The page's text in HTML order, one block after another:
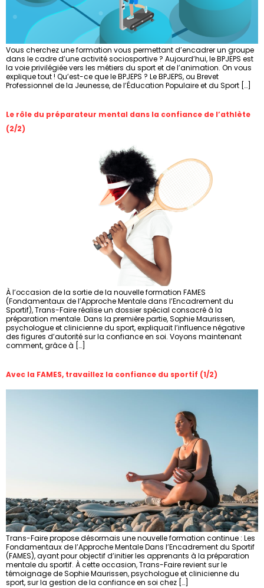
Vous cherchez une formation vous permettant d’encadrer un groupe
dans le cadre d’une activité sociosportive ? Aujourd’hui, le BPJEPS est
la voie privilégiée vers les métiers du sport et de l’animation. On vous
explique tout ! Qu’est-ce que le BPJEPS ? Le BPJEPS, ou Brevet
Professionnel de la Jeunesse, de l’Éducation Populaire et du Sport […]
Le rôle du préparateur mental dans la confiance de l’athlète
(2/2)
À l’occasion de la sortie de la nouvelle formation FAMES
(Fondamentaux de l’Approche Mentale dans l’Encadrement du
Sportif), Trans-Faire réalise un dossier spécial consacré à la
préparation mentale. Dans la première partie, Sophie Maurissen,
psychologue et clinicienne du sport, expliquait l’influence négative
des figures d’autorité sur la confiance en soi. Voyons maintenant
comment, grâce à […]
Avec la FAMES, travaillez la confiance du sportif (1/2)
Trans-Faire propose désormais une nouvelle formation continue : Les
Fondamentaux de l’Approche Mentale Dans l’Encadrement du Sportif
(FAMES), ayant pour objectif d’initier les apprenants à la préparation
mentale du sportif. À cette occasion, Trans-Faire revient sur le
témoignage de Sophie Maurissen, psychologue et clinicienne du
sport, sur la gestion de la confiance en soi chez […]